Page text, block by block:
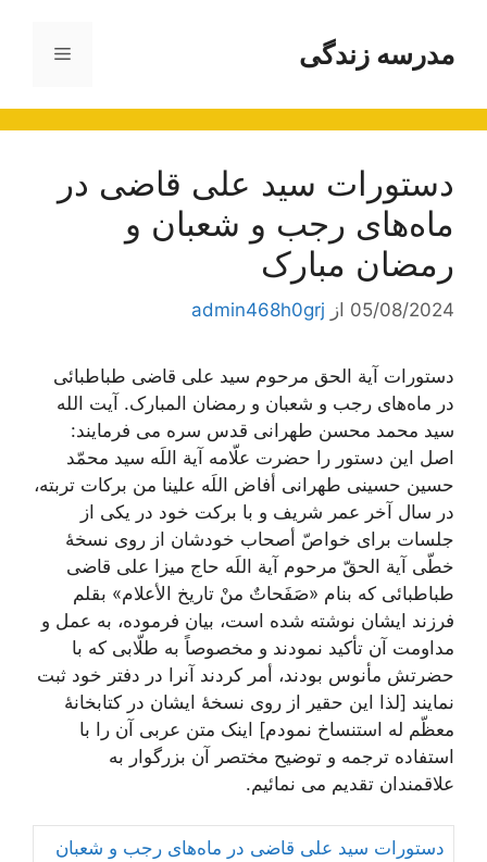
محتوامدرسه زندگی فهرست
دستورات سید علی قاضی در
ماه‌های رجب و شعبان و
رمضان مبارک
05/08/2024 از admin468h0grj
دستورات آیة الحق مرحوم سید علی قاضی طباطبائی
در ماه‌های رجب و شعبان و رمضان المبارک. آیت الله
سید محمد محسن طهرانی قدس سره می فرمایند:
اصل این دستور را حضرت علّامه آیة اللَه سید محمّد
حسین حسینی طهرانی أفاض اللَه علینا من برکات تربته،
در سال آخر عمر شریف و با برکت خود در یکی از
جلسات برای خواصّ أصحاب خودشان از روی نسخۀ
خطّی آیة الحقّ مرحوم آیة اللَه حاج میزا علی قاضی
طباطبائی که بنام «صَفَحاتٌ منْ تاریخ الأعلام» بقلم
فرزند ایشان نوشته شده است، بیان فرموده، به عمل و
مداومت آن تأکید نمودند و مخصوصاً به طلّابی که با
حضرتش مأنوس بودند، أمر کردند آنرا در دفتر خود ثبت
نمایند [لذا این حقیر از روی نسخۀ ایشان در کتابخانۀ
معظّم له استنساخ نمودم] اینک متن عربی آن را با
استفاده ترجمه و توضیح مختصر آن بزرگوار به
علاقمندان تقدیم می نمائیم.
دستورات سید علی قاضی در ماه‌های رجب و شعبان